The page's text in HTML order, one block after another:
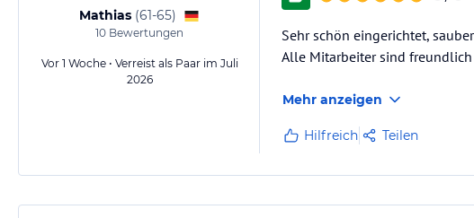
Mathias (61-65)
10 Bewertungen
Vor 1 Woche • Verreist als Paar im Juli
2026
Sehr schön eingerichtet,
Alle Mitarbeiter sind
Mehr anzeigen
Hilfreich Teilen